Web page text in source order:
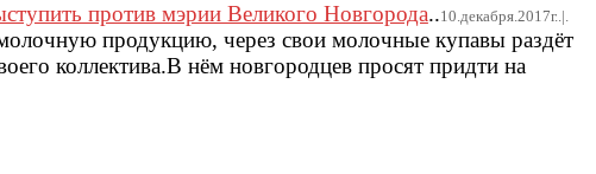
против мэрии Великого Новгорода..10.декабря.2017г..|.
продукцию, через свои молочные купавы раздёт
коллектива.В нём новгородцев просят придти на